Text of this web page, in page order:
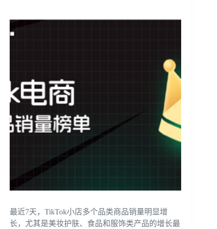
最近7天，TikTok小店多个品类商品销量明显增
长，尤其是美妆护肤、食品和服饰类产品的增长最